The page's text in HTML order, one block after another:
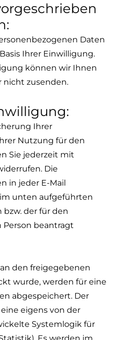
Daten
Ihrer Einwilligung.
können wir Ihnen
nicht zusenden.
Ihrer
Nutzung für den
Sie jederzeit mit
Die
in jeder E-Mail
unten aufgeführten
der für den
beantragt
den freigegebenen
wurde, werden für eine
abgespeichert. Der
eigens von der
Systemlogik für